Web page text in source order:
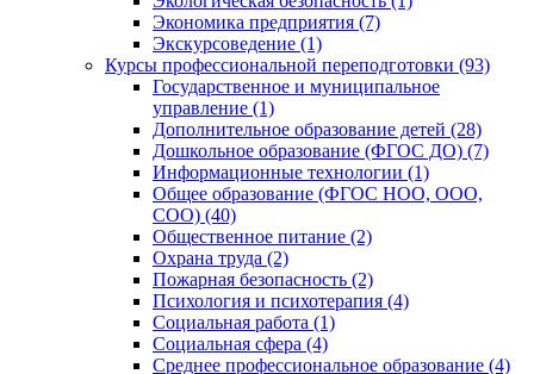
Экономика предприятия (7)
Экскурсоведение (1)
Курсы профессиональной переподготовки (93)
Государственное и муниципальное
управление (1)
Дополнительное образование детей (28)
Дошкольное образование (ФГОС ДО) (7)
Информационные технологии (1)
Общее образование (ФГОС НОО, ООО,
СОО) (40)
Общественное питание (2)
Охрана труда (2)
Пожарная безопасность (2)
Психология и психотерапия (4)
Социальная работа (1)
Социальная сфера (4)
Среднее профессиональное образование (4)